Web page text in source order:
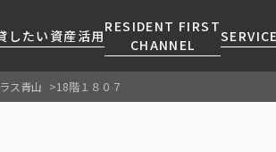
したい 資産活用
RESIDENT FIRST
CHANNEL
SERVICE
ス青山 18階１８０７